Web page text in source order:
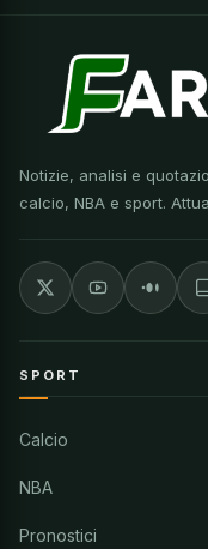
Notizie, analisi e
calcio, NBA e sport.
SPORT
Calcio
NBA
Pronostici